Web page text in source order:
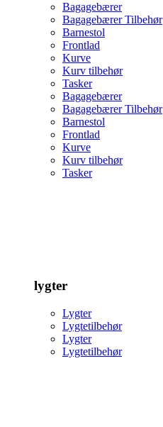
Bagagebærer
Bagagebærer Tilbehør
Barnestol
Frontlad
Kurve
Kurv tilbehør
Tasker
Bagagebærer
Bagagebærer Tilbehør
Barnestol
Frontlad
Kurve
Kurv tilbehør
Tasker
lygter
Lygter
Lygtetilbehør
Lygter
Lygtetilbehør